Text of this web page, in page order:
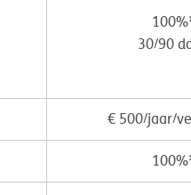
30/90
€ 500/jaar/